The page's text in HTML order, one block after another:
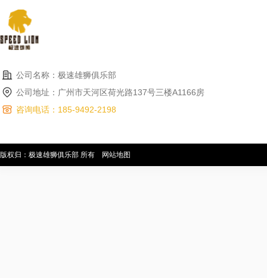
公司名称：极速雄狮俱乐部
公司地址：广州市天河区荷光路137号三楼A1166房
咨询电话：185-9492-2198
版权归：极速雄狮俱乐部 所有 网站地图